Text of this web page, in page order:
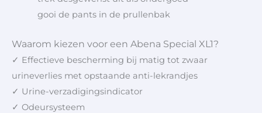
gooi de pants in de prullenbak
Waarom kiezen voor een Abena Special XL1?
✓ Effectieve bescherming bij matig tot zwaar
urineverlies met opstaande anti-lekrandjes
✓ Urine-verzadigingsindicator
✓ Odeursysteem